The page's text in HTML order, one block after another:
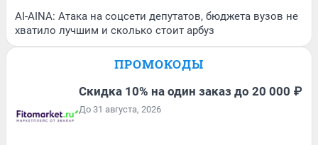
AI-AINA: Атака на соцсети депутатов, бюджета вузов не
хватило лучшим и сколько стоит арбуз
ПРОМОКОДЫ
Скидка 10% на один заказ до 20 000 ₽
До 31 августа, 2026